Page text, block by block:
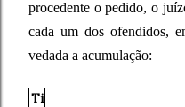
procedente o pedido, o
cada um dos ofendidos,
vedada a acumulação:
Ti